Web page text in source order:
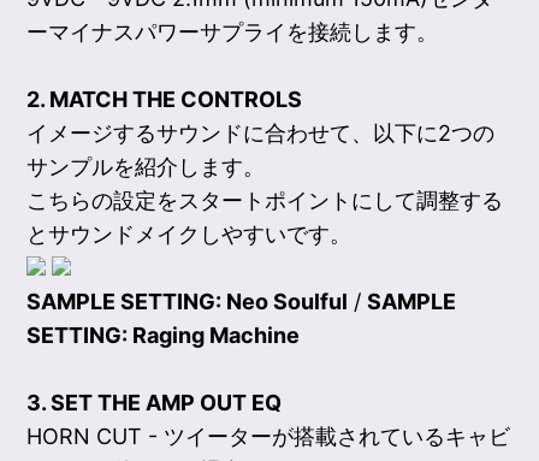
ーマイナスパワーサプライを接続します。
2. MATCH THE CONTROLS
イメージするサウンドに合わせて、以下に2つの
サンプルを紹介します。
こちらの設定をスタートポイントにして調整する
とサウンドメイクしやすいです。
SAMPLE SETTING: Neo Soulful /SAMPLE
SETTING: Raging Machine
3. SET THE AMP OUT EQ
HORN CUT - ツイーターが搭載されているキャビ